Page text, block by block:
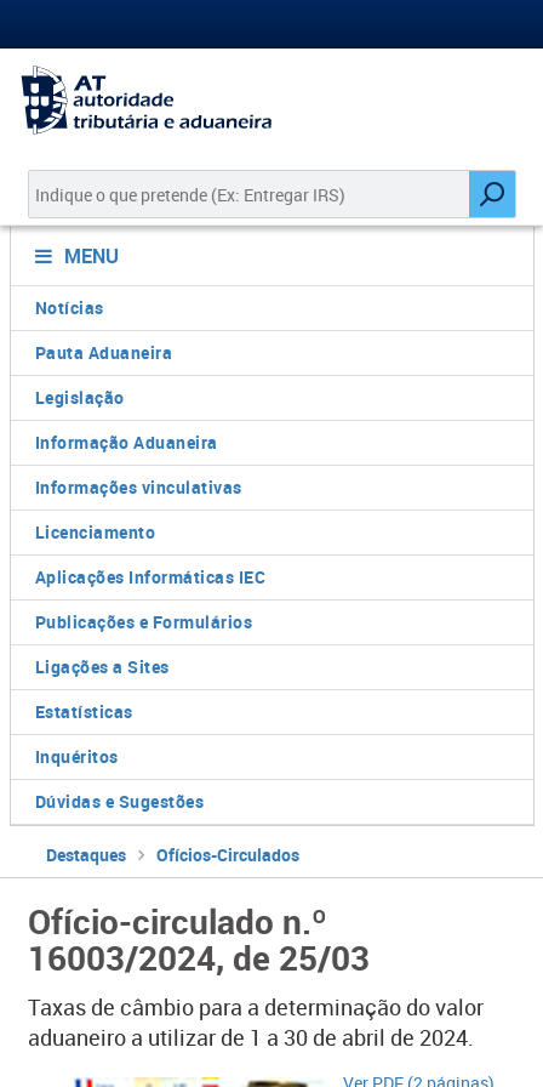
MENU
Notícias
Pauta Aduaneira
Legislação
Informação Aduaneira
Informações vinculativas
Licenciamento
Aplicações Informáticas IEC
Publicações e Formulários
Ligações a Sites
Estatísticas
Inquéritos
Dúvidas e Sugestões
Destaques Ofícios-Circulados
Ofício-circulado n.º
16003/2024, de 25/03
Taxas de câmbio para a determinação do valor
aduaneiro a utilizar de 1 a 30 de abril de 2024.